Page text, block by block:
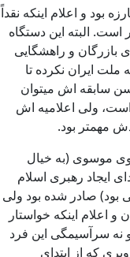
بود و اعلام اینكه نقداً
البته این دستگاه
و راهشگایی
ایران نكرده تا
سابقه اش میتوان
ولی اعلامیه اش
مهمتر بود.
موسوی (به خیال
ایجاد رهبری اسلام
بود) صادر شده بود ولی
اعلام اینكه خواستار
نه سرآسیمگی این فرد
كه از ابتدای